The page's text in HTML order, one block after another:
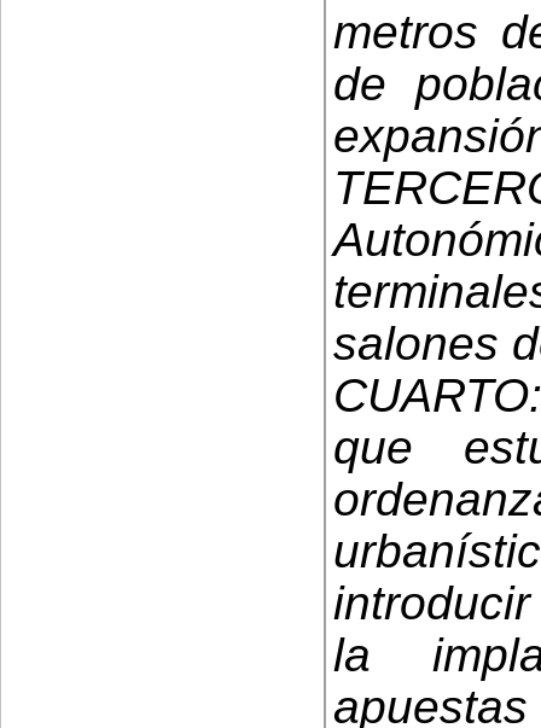
metros
de
salones
que
la